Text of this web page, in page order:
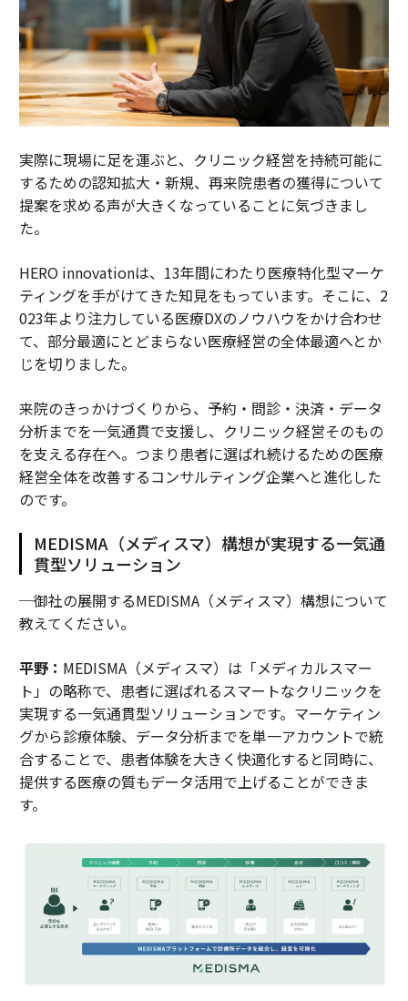
実際に現場に足を運ぶと、クリニック経営を持続可能に
するための認知拡大・新規、再来院患者の獲得について
提案を求める声が大きくなっていることに気づきまし
た。
HERO innovationは、13年間にわたり医療特化型マーケ
ティングを手がけてきた知見をもっています。そこに、2
023年より注力している医療DXのノウハウをかけ合わせ
て、部分最適にとどまらない医療経営の全体最適へとか
じを切りました。
来院のきっかけづくりから、予約・問診・決済・データ
分析までを一気通貫で支援し、クリニック経営そのもの
を支える存在へ。つまり患者に選ばれ続けるための医療
経営全体を改善するコンサルティング企業へと進化した
のです。
MEDISMA（メディスマ）構想が実現する一気通
貫型ソリューション
─御社の展開するMEDISMA（メディスマ）構想について
教えてください。
平野： MEDISMA（メディスマ）は「メディカルスマー
ト」の略称で、患者に選ばれるスマートなクリニックを
実現する一気通貫型ソリューションです。マーケティン
グから診療体験、データ分析までを単一アカウントで統
合することで、患者体験を大きく快適化すると同時に、
提供する医療の質もデータ活用で上げることができま
す。